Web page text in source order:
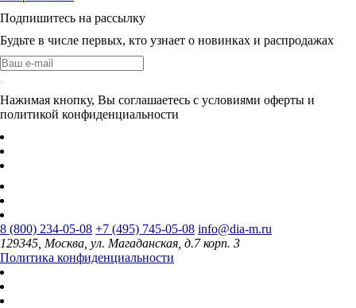
Подпишитесь на рассылку
Будьте в числе первых, кто узнает о новинках и распродажах
Нажимая кнопку, Вы соглашаетесь с условиями оферты и
политикой конфиденциальности
8 (800) 234-05-08 +7 (495) 745-05-08 info@dia-m.ru
129345, Москва, ул. Магаданская, д.7 корп. 3
Политика конфиденциальности